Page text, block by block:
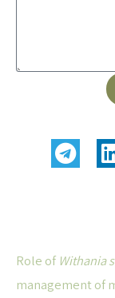
Role of Withania
management of